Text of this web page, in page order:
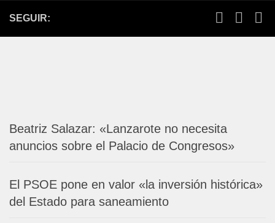
SEGUIR:
Beatriz Salazar: «Lanzarote no necesita
anuncios sobre el Palacio de Congresos»
El PSOE pone en valor «la inversión histórica»
del Estado para saneamiento